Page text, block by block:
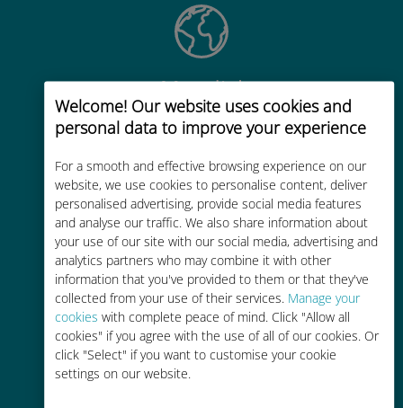
Welcome! Our website uses cookies and
personal data to improve your experience
For a smooth and effective browsing experience on our
website, we use cookies to personalise content, deliver
personalised advertising, provide social media features
and analyse our traffic. We also share information about
your use of our site with our social media, advertising and
analytics partners who may combine it with other
information that you've provided to them or that they've
collected from your use of their services. Manage your
cookies with complete peace of mind. Click "Allow all
cookies" if you agree with the use of all of our cookies. Or
click "Select" if you want to customise your cookie
settings on our website.
Mundial
Conectividad celular mundial de
alta calidad en más de 200
destinos
Rentable
Hasta un 90% más barato que los
costes de itinerancia con su
operador actual